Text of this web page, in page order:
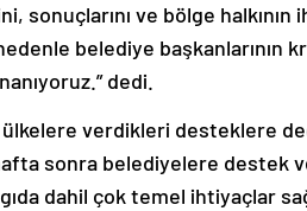
sonuçlarını ve bölge halkının
belediye başkanlarının
dedi.
ülkelere verdikleri desteklere
sonra belediyelere destek
gıda dahil çok temel ihtiyaçlar